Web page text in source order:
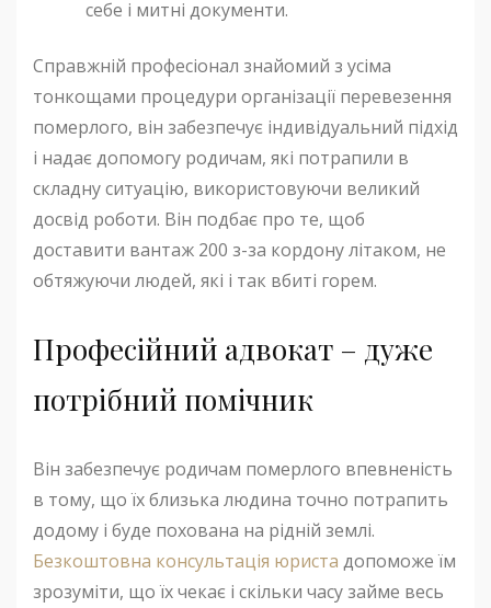
себе і митні документи.
Справжній професіонал знайомий з усіма
тонкощами процедури організації перевезення
померлого, він забезпечує індивідуальний підхід
і надає допомогу родичам, які потрапили в
складну ситуацію, використовуючи великий
досвід роботи. Він подбає про те, щоб
доставити вантаж 200 з-за кордону літаком, не
обтяжуючи людей, які і так вбиті горем.
Професійний адвокат – дуже
потрібний помічник
Він забезпечує родичам померлого впевненість
в тому, що їх близька людина точно потрапить
додому і буде похована на рідній землі.
Безкоштовна консультація юриста допоможе їм
зрозуміти, що їх чекає і скільки часу займе весь